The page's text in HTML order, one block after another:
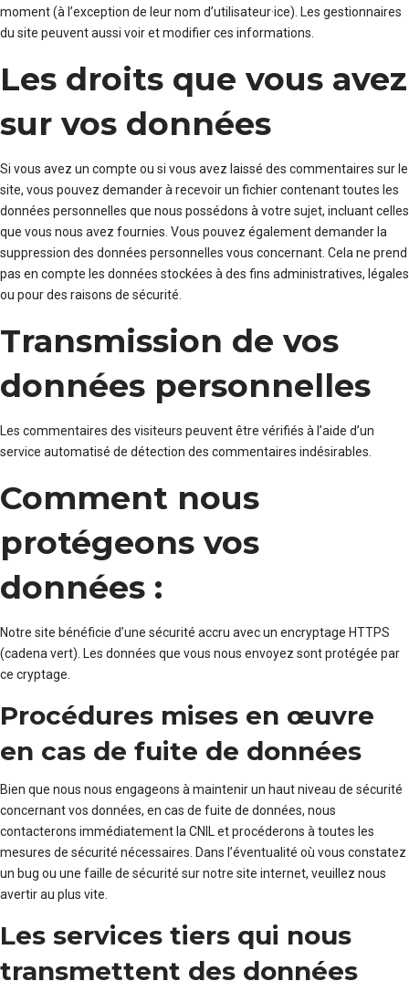
moment (à l’exception de leur nom d’utilisateur·ice). Les gestionnaires
du site peuvent aussi voir et modifier ces informations.
Les droits que vous avez
sur vos données
Si vous avez un compte ou si vous avez laissé des commentaires sur le
site, vous pouvez demander à recevoir un fichier contenant toutes les
données personnelles que nous possédons à votre sujet, incluant celles
que vous nous avez fournies. Vous pouvez également demander la
suppression des données personnelles vous concernant. Cela ne prend
pas en compte les données stockées à des fins administratives, légales
ou pour des raisons de sécurité.
Transmission de vos
données personnelles
Les commentaires des visiteurs peuvent être vérifiés à l’aide d’un
service automatisé de détection des commentaires indésirables.
Comment nous
protégeons vos
données :
Notre site bénéficie d’une sécurité accru avec un encryptage HTTPS
(cadena vert). Les données que vous nous envoyez sont protégée par
ce cryptage.
Procédures mises en œuvre
en cas de fuite de données
Bien que nous nous engageons à maintenir un haut niveau de sécurité
concernant vos données, en cas de fuite de données, nous
contacterons immédiatement la CNIL et procéderons à toutes les
mesures de sécurité nécessaires. Dans l’éventualité où vous constatez
un bug ou une faille de sécurité sur notre site internet, veuillez nous
avertir au plus vite.
Les services tiers qui nous
transmettent des données